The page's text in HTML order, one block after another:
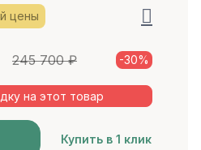
цены
245 700₽ -30%
на этот товар
Купить в 1 клик